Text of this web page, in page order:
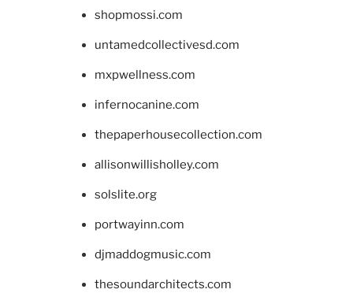
shopmossi.com
untamedcollectivesd.com
mxpwellness.com
infernocanine.com
thepaperhousecollection.com
allisonwillisholley.com
solslite.org
portwayinn.com
djmaddogmusic.com
thesoundarchitects.com